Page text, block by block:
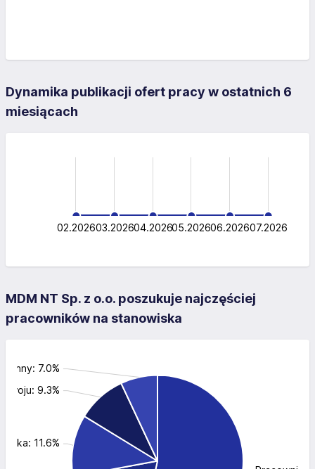
Dynamika publikacji ofert pracy w ostatnich 6
miesiącach
L
02.202603.202604.202605.202606.202607.2026
MDM NT Sp. z o.o. poszukuje najczęściej
pracowników na stanowiska
11.6%
9.3%
Inny: 7.0%